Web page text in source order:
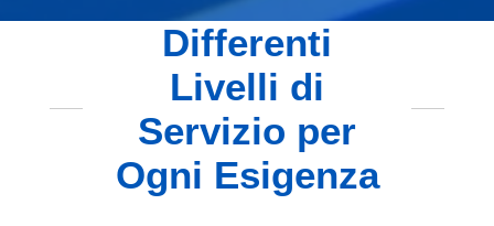
Differenti
Livelli di
Servizio per
Ogni Esigenza